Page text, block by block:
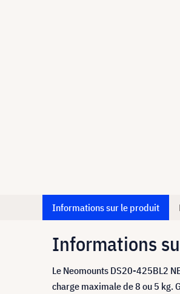
Informations sur le produit
Informations
Le Neomounts DS20-425BL2
charge maximale de 8 ou 5 kg.